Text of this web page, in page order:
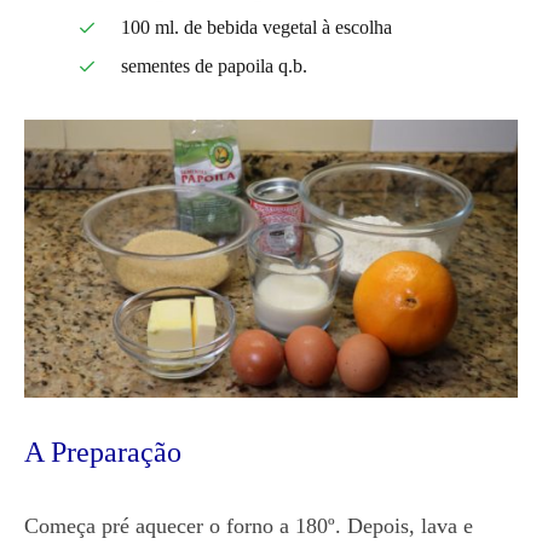
100 ml. de bebida vegetal à escolha
sementes de papoila q.b.
A Preparação
Começa pré aquecer o forno a 180º. Depois, lava e